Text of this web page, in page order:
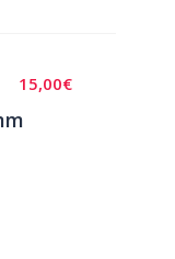
15,00€